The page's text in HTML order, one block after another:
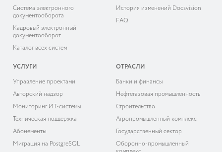
Система электронного
документооборота
Кадровый электронный
документооборот
Каталог всех систем
История изменений Docsvision
FAQ
УСЛУГИ
Управление проектами
Авторский надзор
Мониторинг ИТ-системы
Техническая поддержка
Абонементы
Миграция на PostgreSQL
ОТРАСЛИ
Банки и финансы
Нефтегазовая промышленность
Строительство
Агропромышленный комплекс
Государственный сектор
Оборонно-промышленный